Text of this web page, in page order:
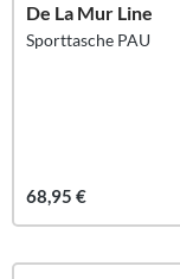
De La Mur Line
Sporttasche PAU
68,95 €